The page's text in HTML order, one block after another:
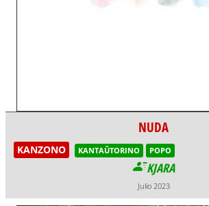
NUDA
KANZONO KANTAŬTORINO POPO
KJARA
Julio 2023